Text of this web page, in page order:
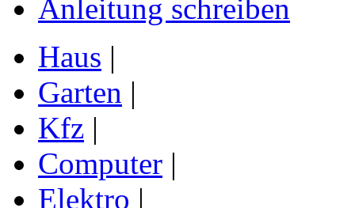
Anleitung schreiben
Haus |
Garten |
Kfz |
Computer |
Elektro |